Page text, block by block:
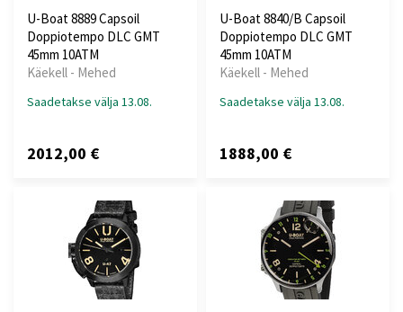
U-Boat 8889 Capsoil
Doppiotempo DLC GMT
45mm 10ATM
Käekell - Mehed
Saadetakse välja 13.08.
2012,00 €
U-Boat 8840/B Capsoil
Doppiotempo DLC GMT
45mm 10ATM
Käekell - Mehed
Saadetakse välja 13.08.
1888,00 €